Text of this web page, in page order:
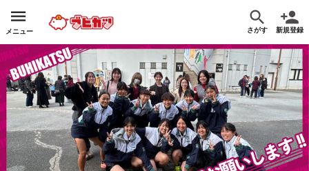
メニュー さがす 新規登録